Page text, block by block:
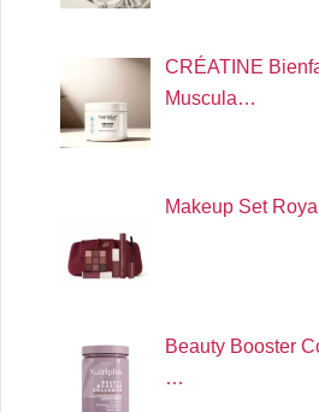
CRÉATINE
Muscula…
Makeup Set
Beauty Booster
…